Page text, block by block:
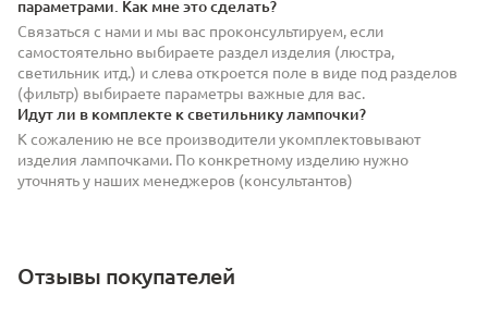
параметрами. Как мне это сделать?
Связаться с нами и мы вас проконсультируем, если
самостоятельно выбираете раздел изделия (люстра,
светильник итд.) и слева откроется поле в виде под разделов
(фильтр) выбираете параметры важные для вас.
Идут ли в комплекте к светильнику лампочки?
К сожалению не все производители укомплектовывают
изделия лампочками. По конкретному изделию нужно
уточнять у наших менеджеров (консультантов)
Отзывы покупателей